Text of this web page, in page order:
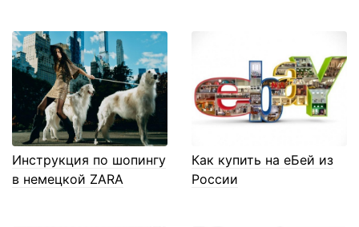
Инструкция по шопингу
в немецкой ZARA
Как купить на еБей из
России